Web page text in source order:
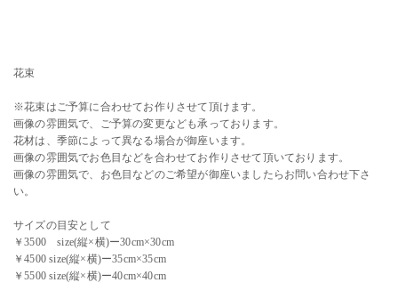
花束
※花束はご予算に合わせてお作りさせて頂けます。
画像の雰囲気で、ご予算の変更なども承っております。
花材は、季節によって異なる場合が御座います。
画像の雰囲気でお色目などを合わせてお作りさせて頂いております。
画像の雰囲気で、お色目などのご希望が御座いましたらお問い合わせ下さ
い。
サイズの目安として
￥3500 size(縦×横)ー30cm×30cm
￥4500 size(縦×横)ー35cm×35cm
￥5500 size(縦×横)ー40cm×40cm